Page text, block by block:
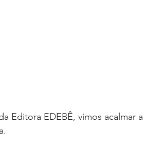
Editora EDEBÊ, vimos acalmar a